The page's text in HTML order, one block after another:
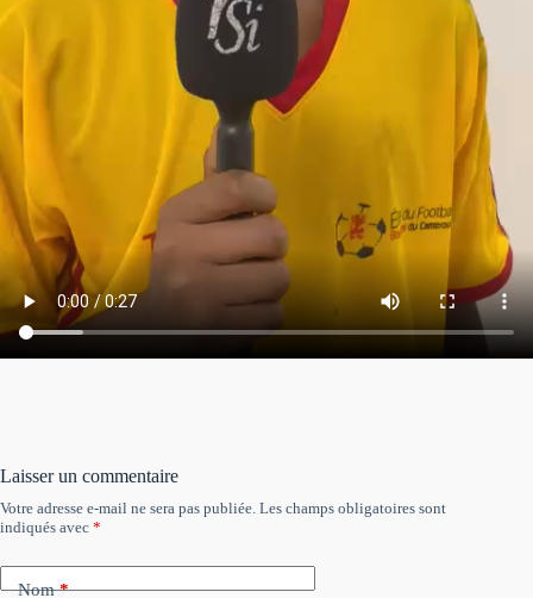
Laisser un commentaire
Votre adresse e-mail ne sera pas publiée. Les champs obligatoires sont
indiqués avec *
Nom*